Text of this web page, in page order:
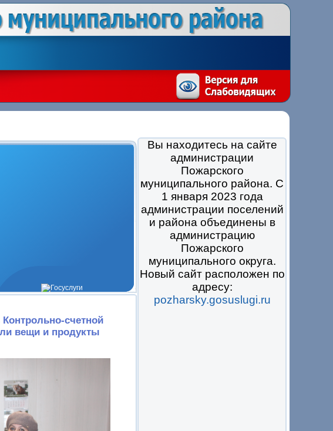
Вы находитесь на сайте
администрации
Пожарского
муниципального района. С
1 января 2023 года
администрации поселений
и района объединены в
администрацию
Пожарского
муниципального округа.
Новый сайт расположен по
адресу:
pozharsky.gosuslugi.ru
счетной
вещи и продукты